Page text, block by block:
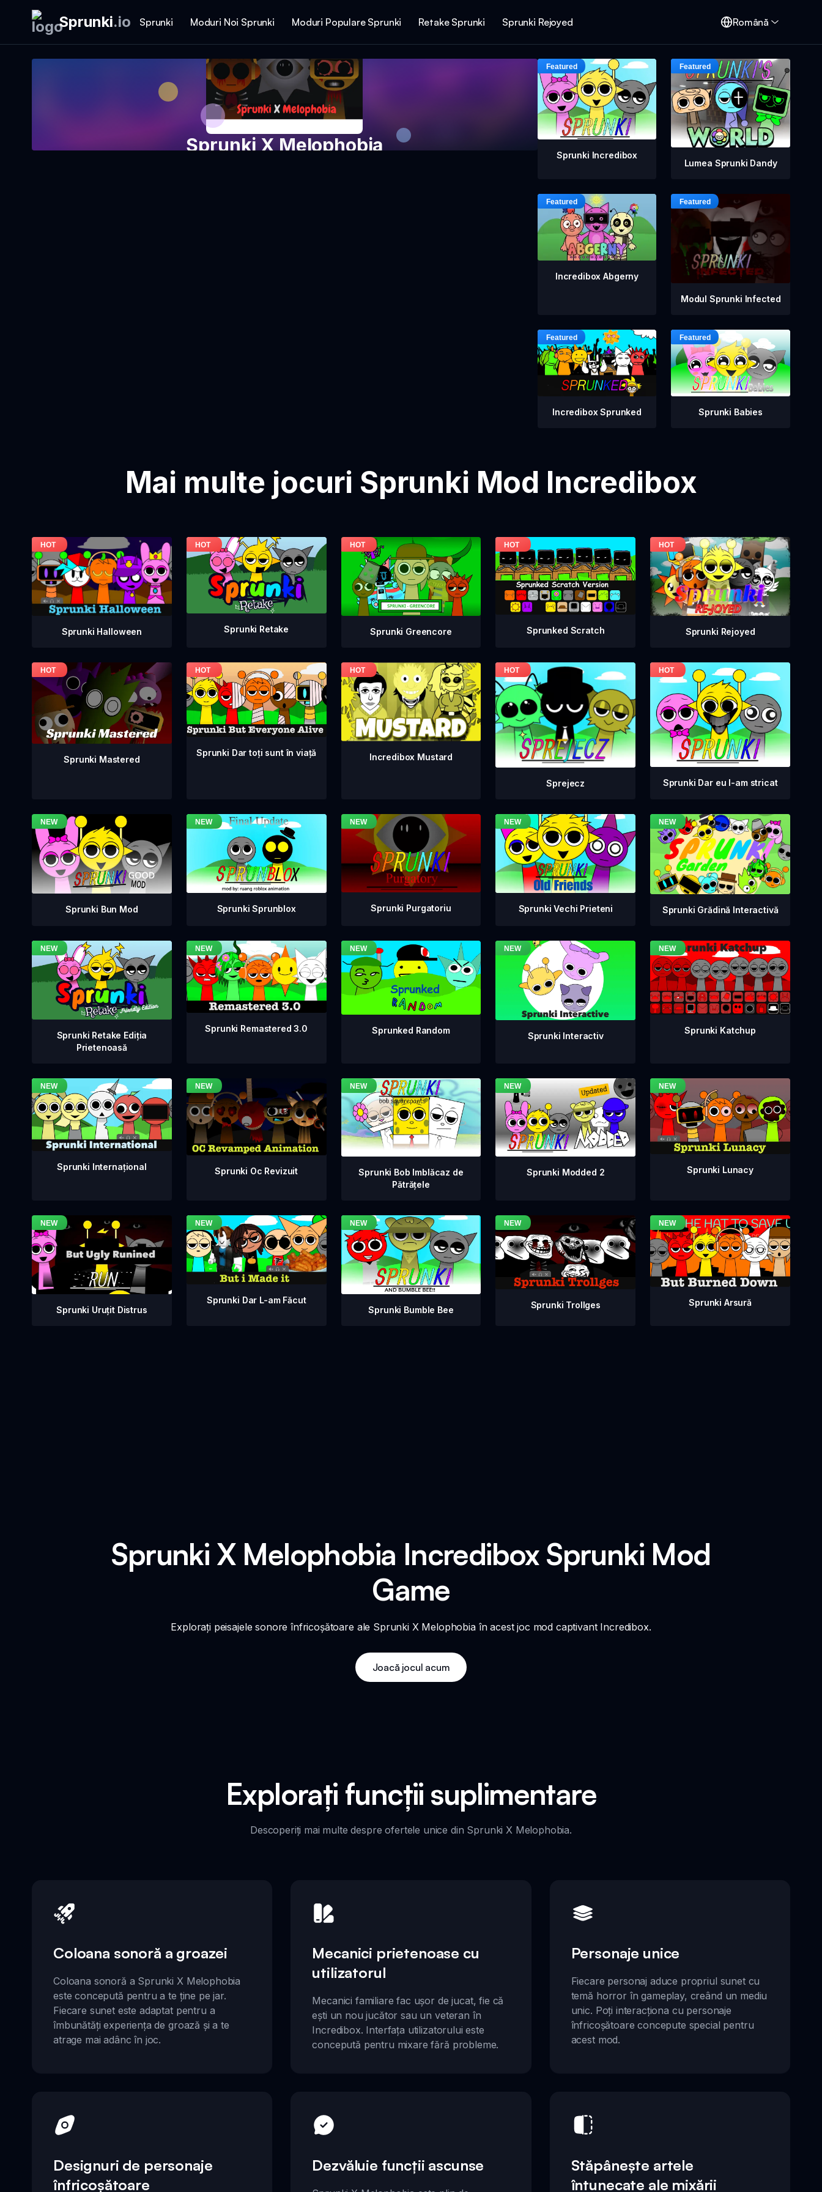
Sprunki.io Sprunki Moduri Noi Sprunki Moduri Populare Sprunki Retake Sprunki Sprunki Rejoyed Română
Sprunki X Melophobia Sprunki Incredibox
Lumea Sprunki Dandy
Incredibox Abgerny
Modul Sprunki Infected
Incredibox Sprunked Sprunki Babies
Mai multe jocuri Sprunki Mod Incredibox
Sprunki Halloween Sprunki Retake Sprunki Greencore Sprunked Scratch Sprunki Rejoyed
Sprunki Mastered
Sprunki Dar toți sunt în viață Incredibox Mustard
Sprejecz Sprunki Dar eu l-am stricat
Sprunki Bun Mod Sprunki Sprunblox Sprunki Purgatoriu Sprunki Vechi Prieteni Sprunki Grădină Interactivă
Sprunki Retake Ediția
Prietenoasă
Sprunki Remastered 3.0 Sprunked Random
Sprunki Interactiv
Sprunki Katchup
Sprunki Internațional Sprunki Oc Revizuit
Sprunki Bob Imblăcaz de
Pătrățele
Sprunki Modded 2 Sprunki Lunacy
Sprunki Uruțit Distrus
Sprunki Dar L-am Făcut
Sprunki Bumble Bee
Sprunki Trollges Sprunki Arsură
Sprunki X Melophobia Incredibox Sprunki Mod
Game
Explorați peisajele sonore înfricoșătoare ale Sprunki X Melophobia în acest joc mod captivant Incredibox.
Joacă jocul acum
Explorați funcții suplimentare
Descoperiți mai multe despre ofertele unice din Sprunki X Melophobia.
Coloana sonoră a groazei
Coloana sonoră a Sprunki X Melophobia
este concepută pentru a te ține pe jar.
Fiecare sunet este adaptat pentru a
îmbunătăți experiența de groază și a te
atrage mai adânc în joc.
Mecanici prietenoase cu
utilizatorul
Mecanici familiare fac ușor de jucat, fie că
ești un nou jucător sau un veteran în
Incredibox. Interfața utilizatorului este
concepută pentru mixare fără probleme.
Personaje unice
Fiecare personaj aduce propriul sunet cu
temă horror în gameplay, creând un mediu
unic. Poți interacționa cu personaje
înfricoșătoare concepute special pentru
acest mod.
Designuri de personaje
înfricoșătoare
Dezvăluie funcții ascunse
Stăpânește artele
întunecate ale mixării